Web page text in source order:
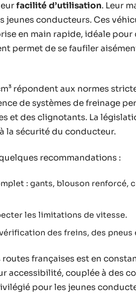
facilité d’utilisation. Leur
conducteurs. Ces
en main rapide, idéale
permet de se faufiler
répondent aux normes
de systèmes de freinage
et des clignotants. La
la sécurité du conducteur.
recommandations :
: gants, blouson renforcé,
les limitations de vitesse.
des freins, des pneus
routes françaises est en
accessibilité, couplée à des
pour les jeunes